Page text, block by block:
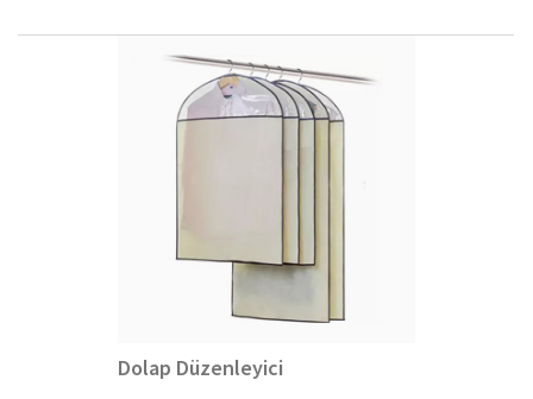
Dolap Düzenleyici